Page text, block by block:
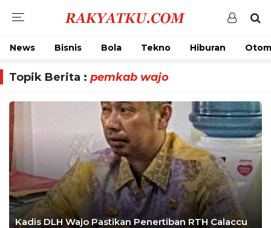
News Bisnis Bola Tekno Hiburan
Topik Berita : pemkab wajo
Kadis DLH Wajo Pastikan Penertiban RTH Calaccu